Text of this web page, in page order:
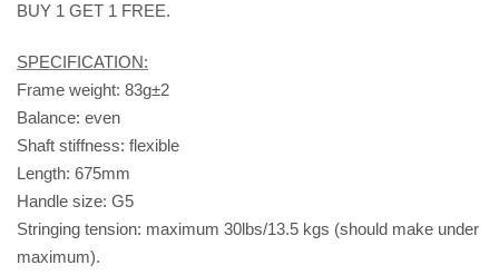
BUY 1 GET 1 FREE.
SPECIFICATION:
Frame weight: 83g±2
Balance: even
Shaft stiffness: flexible
Length: 675mm
Handle size: G5
Stringing tension: maximum 30lbs/13.5 kgs (should make under
maximum).